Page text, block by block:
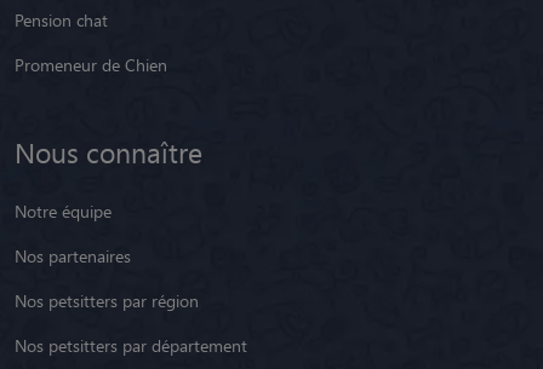
Pension chat
Promeneur de Chien
Nous connaître
Notre équipe
Nos partenaires
Nos petsitters par région
Nos petsitters par département